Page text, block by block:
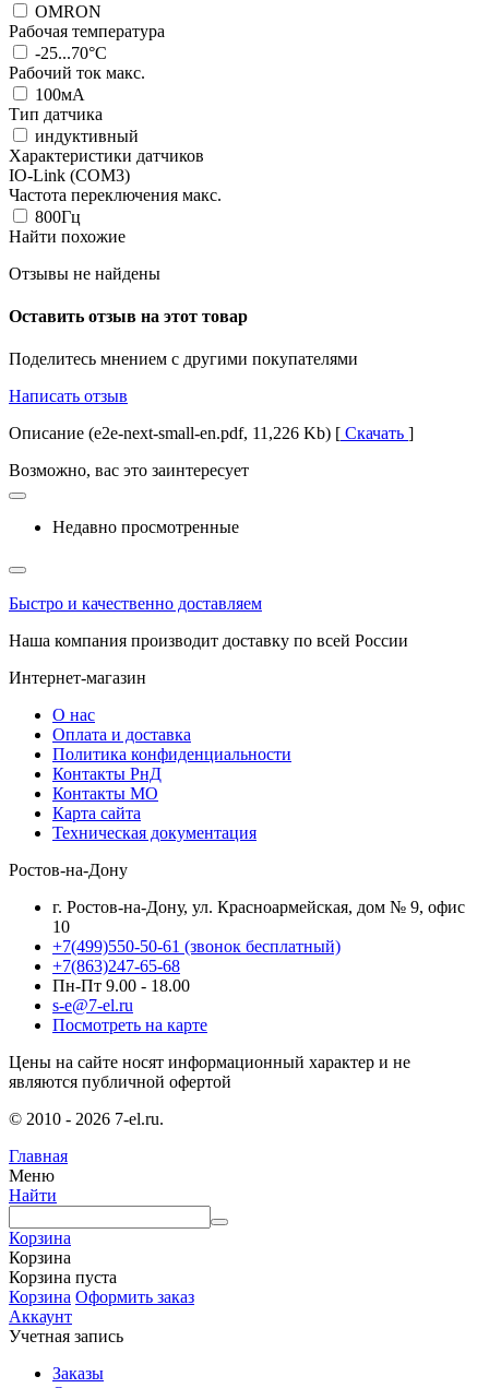
OMRON
Рабочая температура
-25...70°C
Рабочий ток макс.
100мА
Тип датчика
индуктивный
Характеристики датчиков
IO-Link (COM3)
Частота переключения макс.
800Гц
Найти похожие
Отзывы не найдены
Оставить отзыв на этот товар
Поделитесь мнением с другими покупателями
Написать отзыв
Описание (e2e-next-small-en.pdf, 11,226 Kb) [ Скачать ]
Возможно, вас это заинтересует
Недавно просмотренные
Быстро и качественно доставляем
Наша компания производит доставку по всей России
Интернет-магазин
О нас
Оплата и доставка
Политика конфиденциальности
Контакты РнД
Контакты МО
Карта сайта
Техническая документация
Ростов-на-Дону
г. Ростов-на-Дону, ул. Красноармейская, дом № 9, офис
10
+7(499)550-50-61 (звонок бесплатный)
+7(863)247-65-68
Пн-Пт 9.00 - 18.00
s-e@7-el.ru
Посмотреть на карте
Цены на сайте носят информационный характер и не
являются публичной офертой
© 2010 - 2026 7-el.ru.
Главная
Меню
Найти
Корзина
Корзина
Корзина пуста
Корзина Оформить заказ
Аккаунт
Учетная запись
Заказы